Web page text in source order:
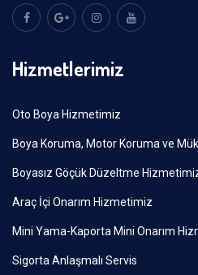
Hizmetlerimiz
Oto Boya Hizmetimiz
Boya Koruma, Motor Koruma ve
Boyasız Göçük Düzeltme
Araç İçi Onarım Hizmetimiz
Mini Yama-Kaporta Mini Onarım
Sigorta Anlaşmalı Servis